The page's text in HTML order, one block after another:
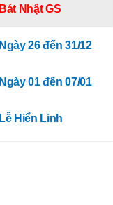
Bát Nhật GS
Ngày 26 đến 31/12
Ngày 01 đến 07/01
Lễ Hiển Linh